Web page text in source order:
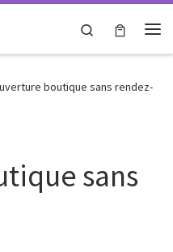
Search
boutique sans rendez-
sans